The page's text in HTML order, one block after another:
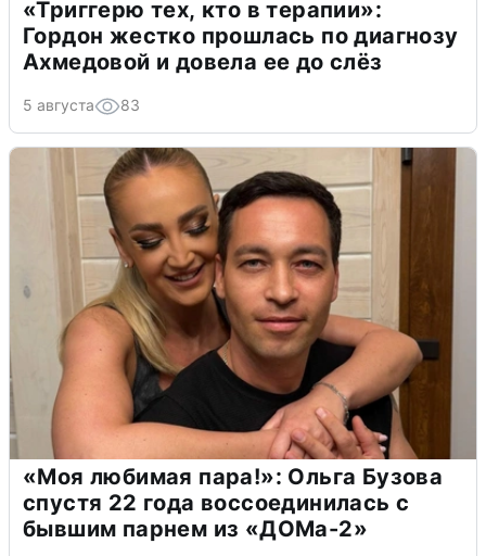
«Триггерю тех, кто в терапии»:
Гордон жестко прошлась по диагнозу
Ахмедовой и довела ее до слёз
5 августа 83
«Моя любимая пара!»: Ольга Бузова
спустя 22 года воссоединилась с
бывшим парнем из «ДОМа-2»